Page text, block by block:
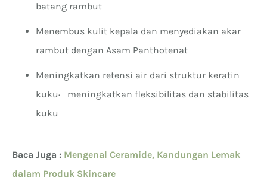
batang rambut
Menembus kulit kepala dan menyediakan akar
rambut dengan Asam Panthotenat
Meningkatkan retensi air dari struktur keratin
kuku· meningkatkan fleksibilitas dan stabilitas
kuku
Baca Juga : Mengenal Ceramide, Kandungan Lemak
dalam Produk Skincare